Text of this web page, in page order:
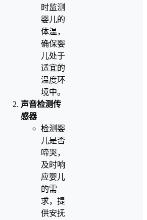
时监测
婴儿的
体温，
确保婴
儿处于
适宜的
温度环
境中。
声音检测传
感器
检测婴
儿是否
啼哭，
及时响
应婴儿
的需
求，提
供安抚